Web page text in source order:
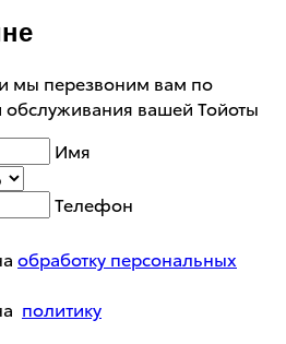
мы перезвоним вам по
вашей Тойоты
Имя
Телефон
обработку персональных
политику